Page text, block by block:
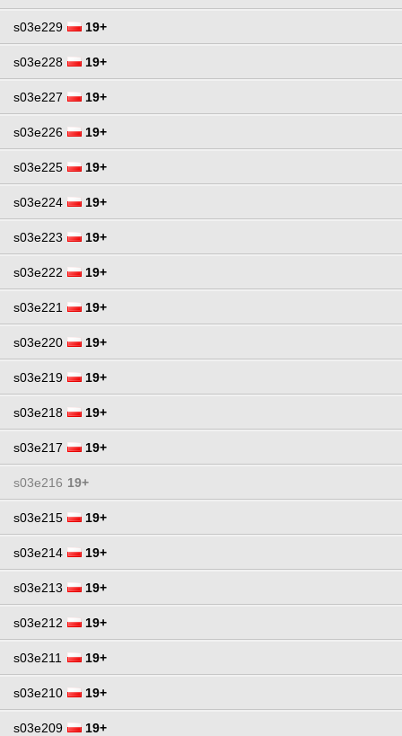
s03e229 19+
s03e228 19+
s03e227 19+
s03e226 19+
s03e225 19+
s03e224 19+
s03e223 19+
s03e222 19+
s03e221 19+
s03e220 19+
s03e219 19+
s03e218 19+
s03e217 19+
s03e216 19+
s03e215 19+
s03e214 19+
s03e213 19+
s03e212 19+
s03e211 19+
s03e210 19+
s03e209 19+